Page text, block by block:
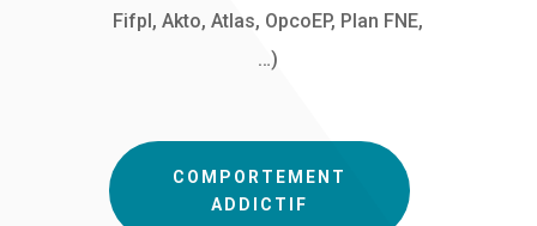
Fifpl, Akto, Atlas, OpcoEP, Plan FNE,
…)
COMPORTEMENT
ADDICTIF